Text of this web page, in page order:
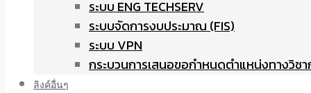
ระบบ ENG TECHSERV
ระบบจัดการงบประมาณ (FIS)
ระบบ VPN
กระบวนการเสนอขอกำหนดตำแหน่งทางวิช
ลิงค์อื่นๆ